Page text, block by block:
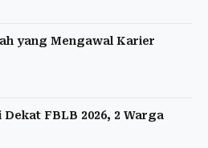
yang Mengawal Karier
FBLB 2026, 2 Warga